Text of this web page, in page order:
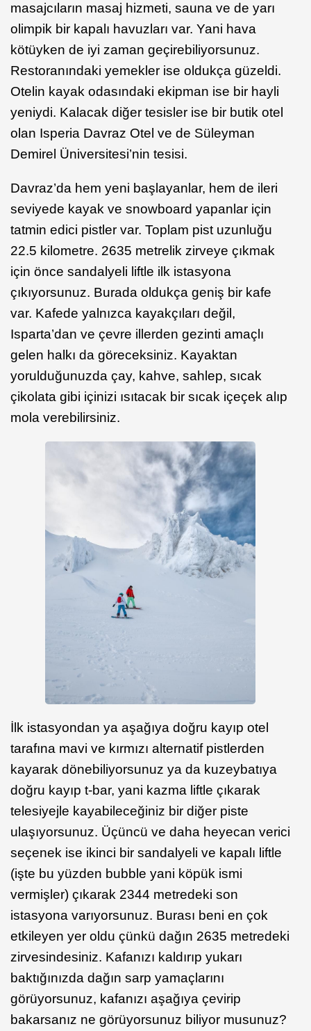
masajcıların masaj hizmeti, sauna ve de yarı
olimpik bir kapalı havuzları var. Yani hava
kötüyken de iyi zaman geçirebiliyorsunuz.
Restoranındaki yemekler ise oldukça güzeldi.
Otelin kayak odasındaki ekipman ise bir hayli
yeniydi. Kalacak diğer tesisler ise bir butik otel
olan Isperia Davraz Otel ve de Süleyman
Demirel Üniversitesi’nin tesisi.
Davraz’da hem yeni başlayanlar, hem de ileri
seviyede kayak ve snowboard yapanlar için
tatmin edici pistler var. Toplam pist uzunluğu
22.5 kilometre. 2635 metrelik zirveye çıkmak
için önce sandalyeli liftle ilk istasyona
çıkıyorsunuz. Burada oldukça geniş bir kafe
var. Kafede yalnızca kayakçıları değil,
Isparta’dan ve çevre illerden gezinti amaçlı
gelen halkı da göreceksiniz. Kayaktan
yorulduğunuzda çay, kahve, sahlep, sıcak
çikolata gibi içinizi ısıtacak bir sıcak içeçek alıp
mola verebilirsiniz.
İlk istasyondan ya aşağıya doğru kayıp otel
tarafına mavi ve kırmızı alternatif pistlerden
kayarak dönebiliyorsunuz ya da kuzeybatıya
doğru kayıp t-bar, yani kazma liftle çıkarak
telesiyejle kayabileceğiniz bir diğer piste
ulaşıyorsunuz. Üçüncü ve daha heyecan verici
seçenek ise ikinci bir sandalyeli ve kapalı liftle
(işte bu yüzden bubble yani köpük ismi
vermişler) çıkarak 2344 metredeki son
istasyona varıyorsunuz. Burası beni en çok
etkileyen yer oldu çünkü dağın 2635 metredeki
zirvesindesiniz. Kafanızı kaldırıp yukarı
baktığınızda dağın sarp yamaçlarını
görüyorsunuz, kafanızı aşağıya çevirip
bakarsanız ne görüyorsunuz biliyor musunuz?